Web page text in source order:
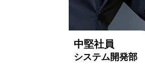
中堅社員
システム開発部